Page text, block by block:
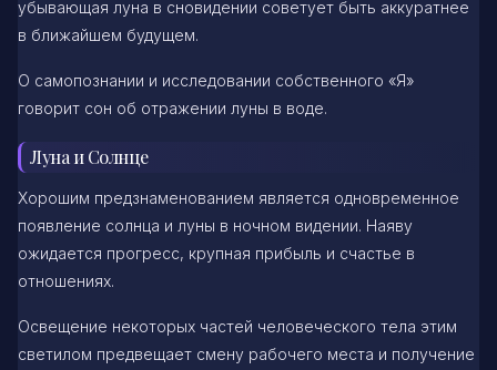
убывающая луна в сновидении советует быть аккуратнее
в ближайшем будущем.
О самопознании и исследовании собственного «Я»
говорит сон об отражении луны в воде.
Луна и Солнце
Хорошим предзнаменованием является одновременное
появление солнца и луны в ночном видении. Наяву
ожидается прогресс, крупная прибыль и счастье в
отношениях.
Освещение некоторых частей человеческого тела этим
светилом предвещает смену рабочего места и получение